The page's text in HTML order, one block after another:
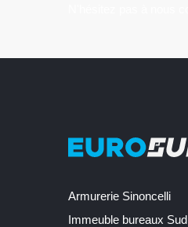
Armurerie Sinoncelli
Immeuble bureaux Sud